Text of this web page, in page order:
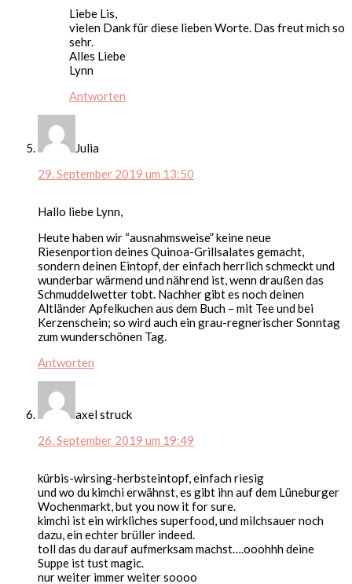
Liebe Lis,
vielen Dank für diese lieben Worte. Das freut mich so
sehr.
Alles Liebe
Lynn
Antworten
Julia
29. September 2019 um 13:50
Hallo liebe Lynn,
Heute haben wir “ausnahmsweise” keine neue
Riesenportion deines Quinoa-Grillsalates gemacht,
sondern deinen Eintopf, der einfach herrlich schmeckt und
wunderbar wärmend und nährend ist, wenn draußen das
Schmuddelwetter tobt. Nachher gibt es noch deinen
Altländer Apfelkuchen aus dem Buch – mit Tee und bei
Kerzenschein; so wird auch ein grau-regnerischer Sonntag
zum wunderschönen Tag.
Antworten
axel struck
26. September 2019 um 19:49
kürbis-wirsing-herbsteintopf, einfach riesig
und wo du kimchi erwähnst, es gibt ihn auf dem Lüneburger
Wochenmarkt, but you now it for sure.
kimchi ist ein wirkliches superfood, und milchsauer noch
dazu, ein echter brüller indeed.
toll das du darauf aufmerksam machst….ooohhh deine
Suppe ist tust magic.
nur weiter immer weiter soooo